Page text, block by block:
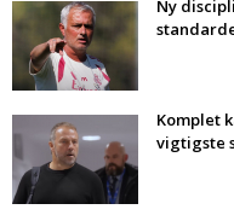
Ny
Komplet
vigtigste